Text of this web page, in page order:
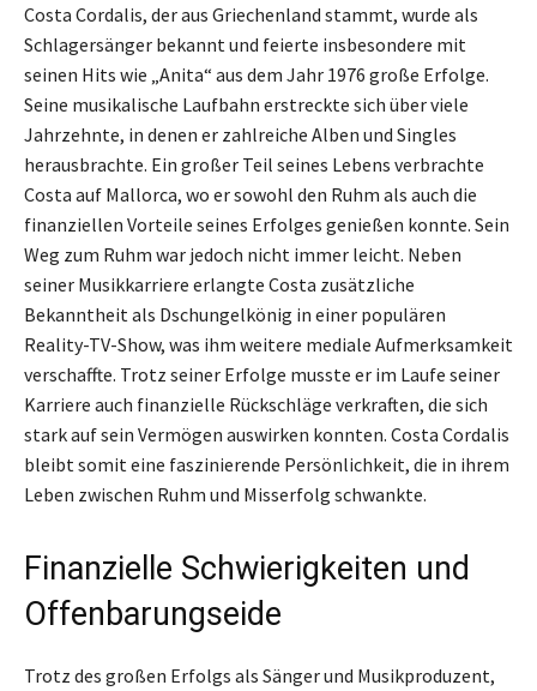
Costa Cordalis, der aus Griechenland stammt, wurde als
Schlagersänger bekannt und feierte insbesondere mit
seinen Hits wie „Anita“ aus dem Jahr 1976 große Erfolge.
Seine musikalische Laufbahn erstreckte sich über viele
Jahrzehnte, in denen er zahlreiche Alben und Singles
herausbrachte. Ein großer Teil seines Lebens verbrachte
Costa auf Mallorca, wo er sowohl den Ruhm als auch die
finanziellen Vorteile seines Erfolges genießen konnte. Sein
Weg zum Ruhm war jedoch nicht immer leicht. Neben
seiner Musikkarriere erlangte Costa zusätzliche
Bekanntheit als Dschungelkönig in einer populären
Reality-TV-Show, was ihm weitere mediale Aufmerksamkeit
verschaffte. Trotz seiner Erfolge musste er im Laufe seiner
Karriere auch finanzielle Rückschläge verkraften, die sich
stark auf sein Vermögen auswirken konnten. Costa Cordalis
bleibt somit eine faszinierende Persönlichkeit, die in ihrem
Leben zwischen Ruhm und Misserfolg schwankte.
Finanzielle Schwierigkeiten und
Offenbarungseide
Trotz des großen Erfolgs als Sänger und Musikproduzent,